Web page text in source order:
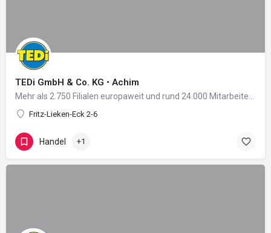
TEDi GmbH & Co. KG • Achim
Fritz-Lieken-Eck 2-6
Handel +1